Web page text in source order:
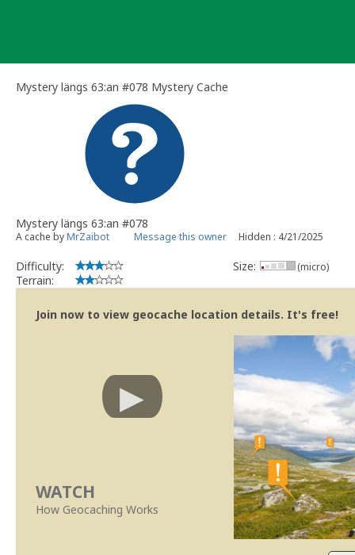
Mystery längs 63:an #078 Mystery Cache
Mystery längs 63:an #078
A cache byMrZaibot Message this owner Hidden : 4/21/2025
Difficulty:
Terrain:
Size: (micro)
Join now to view geocache location details. It's free!
WATCH
How Geocaching Works